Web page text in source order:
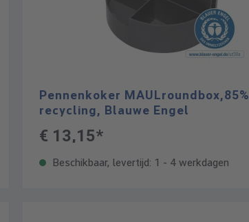
Pennenkoker MAULroundbox,85%
recycling, Blauwe Engel
€ 13,15*
Beschikbaar, levertijd: 1 - 4 werkdagen